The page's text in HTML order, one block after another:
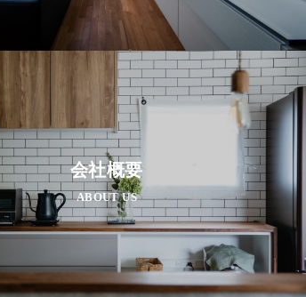
会社概要
ABOUT US